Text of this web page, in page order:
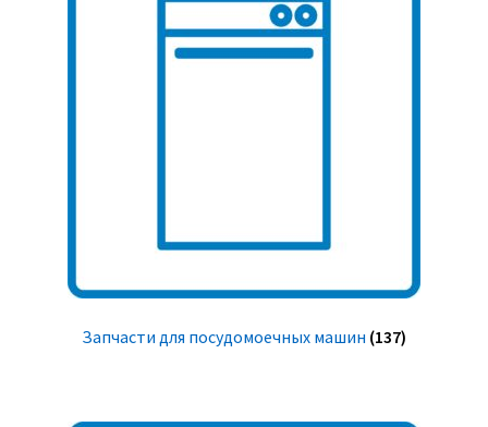
Запчасти для посудомоечных машин (137)